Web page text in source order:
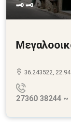
🗝 🗝
36.243522,
27360 38244 ~